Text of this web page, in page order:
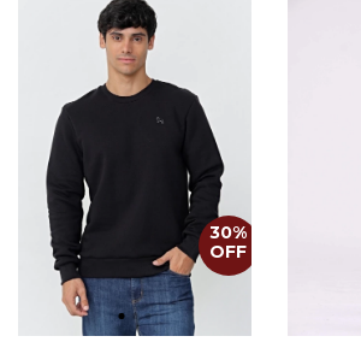
30%
OFF